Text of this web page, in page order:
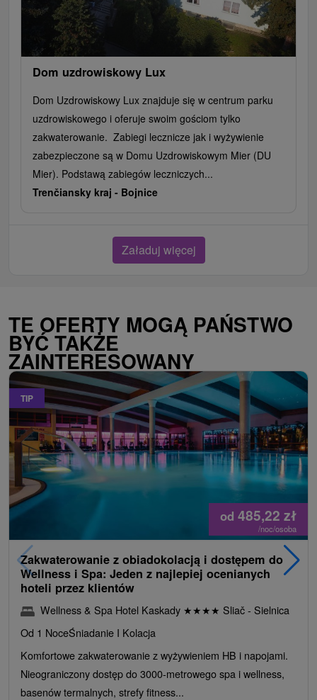
Dom uzdrowiskowy Lux
Dom Uzdrowiskowy Lux znajduje się w centrum parku
uzdrowiskowego i oferuje swoim gościom tylko
zakwaterowanie. Zabiegi lecznicze jak i wyżywienie
zabezpieczone są w Domu Uzdrowiskowym Mier (DU
Mier). Podstawą zabiegów leczniczych...
Trenčiansky kraj - Bojnice
Załaduj więcej
TE OFERTY MOGĄ PAŃSTWO
BYĆ TAKŻE
ZAINTERESOWANY
TIP
od 485,22 zł
/noc/osoba
Zakwaterowanie z obiadokolacją i dostępem do
Wellness i Spa: Jeden z najlepiej ocenianych
hoteli przez klientów
Wellness & Spa Hotel Kaskady ★★★★ Sliač - Sielnica
Od 1 NoceŚniadanie I Kolacja
Komfortowe zakwaterowanie z wyżywieniem HB i napojami.
Nieograniczony dostęp do 3000-metrowego spa i wellness,
basenów termalnych, strefy fitness...